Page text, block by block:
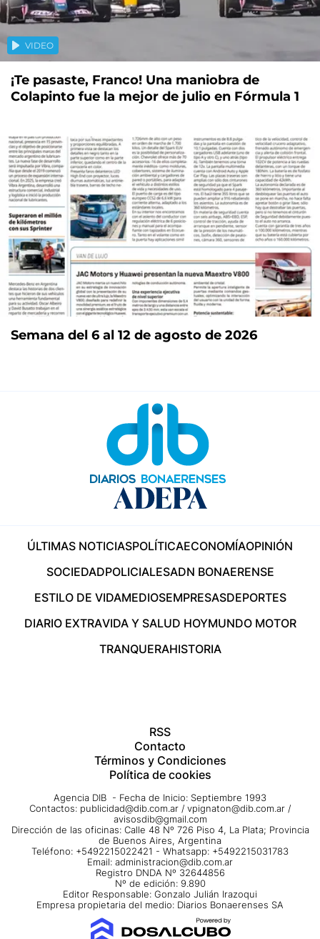
VIDEO
¡Te pasaste, Franco! Una maniobra de
Colapinto fue la mejor de julio en Fórmula 1
Semana del 6 al 12 de agosto de 2026
ÚLTIMAS NOTICIASPOLÍTICAECONOMÍAOPINIÓN
SOCIEDADPOLICIALESADN BONAERENSE
ESTILO DE VIDAMEDIOSEMPRESASDEPORTES
DIARIO EXTRAVIDA Y SALUD HOYMUNDO MOTOR
TRANQUERAHISTORIA
RSS
Contacto
Términos y Condiciones
Política de cookies
Agencia DIB - Fecha de Inicio: Septiembre 1993
Contactos: publicidad@dib.com.ar / vpignaton@dib.com.ar /
avisosdib@gmail.com
Dirección de las oficinas: Calle 48 Nº 726 Piso 4, La Plata; Provincia
de Buenos Aires, Argentina
Teléfono: +5492215022421 - Whatsapp: +5492215031783
Email: administracion@dib.com.ar
Registro DNDA Nº 32644856
Nº de edición: 9.890
Editor Responsable: Gonzalo Julián Irazoqui
Empresa propietaria del medio: Diarios Bonaerenses SA